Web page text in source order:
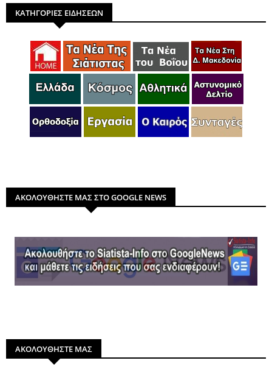
ΚΑΤΗΓΟΡΙΕΣ ΕΙΔΗΣΕΩΝ
ΑΚΟΛΟΥΘΗΣΤΕ ΜΑΣ ΣΤΟ GOOGLE NEWS
ΑΚΟΛΟΥΘΗΣΤΕ ΜΑΣ